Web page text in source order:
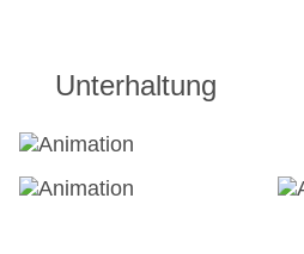
Unterhaltung